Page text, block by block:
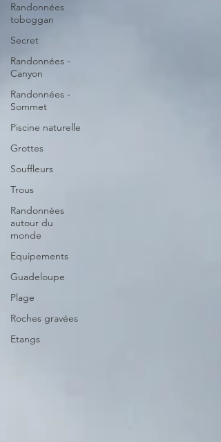
Randonnées
toboggan
Secret
Randonnées -
Canyon
Randonnées -
Sommet
Piscine naturelle
Grottes
Souffleurs
Trous
Randonnées
autour du
monde
Equipements
Guadeloupe
Plage
Roches gravées
Etangs